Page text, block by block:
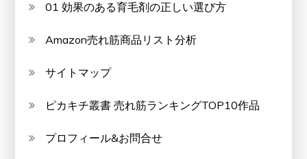
01 効果のある育毛剤の正しい選び方
Amazon売れ筋商品リスト分析
サイトマップ
ピカキチ叢書 売れ筋ランキングTOP10作品
プロフィール&お問合せ